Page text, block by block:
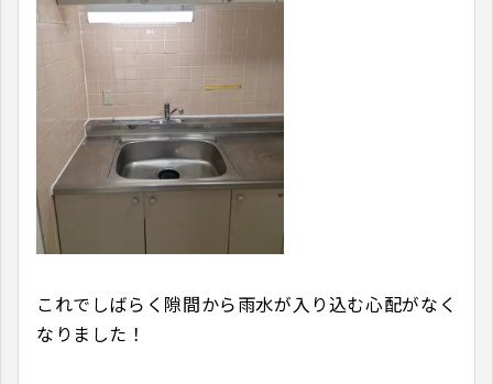
これでしばらく隙間から雨水が入り込む心配がなく
なりました！